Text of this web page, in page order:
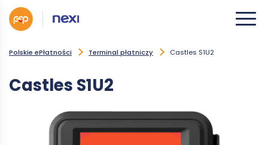
Polskie ePłatności Terminal płatniczy Castles S1U2
Castles S1U2